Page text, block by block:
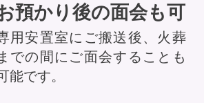
預かり後の面会も可
用安置室にご搬送後、火葬
での間にご面会することも
能です。